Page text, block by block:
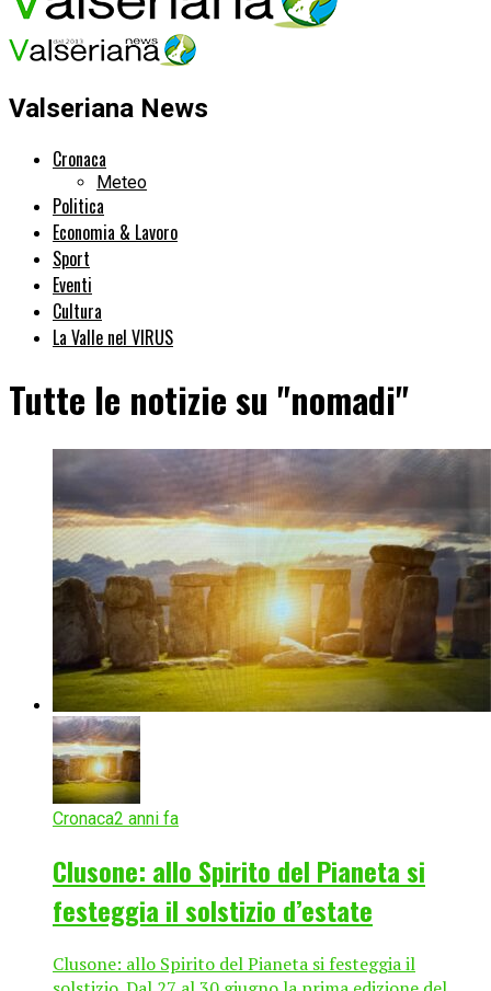
Valseriana News
Cronaca
Meteo
Politica
Economia & Lavoro
Sport
Eventi
Cultura
La Valle nel VIRUS
Tutte le notizie su "nomadi"
Cronaca2 anni fa
Clusone: allo Spirito del Pianeta si
festeggia il solstizio d’estate
Clusone: allo Spirito del Pianeta si festeggia il